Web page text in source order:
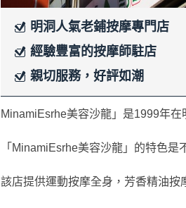
明洞人氣老鋪按摩專門店
經驗豐富的按摩師駐店
親切服務，好評如潮
MinamiEsrhe美容沙龍」是1999年
「MinamiEsrhe美容沙龍」的特色
該店提供運動按摩全身，芳香精油